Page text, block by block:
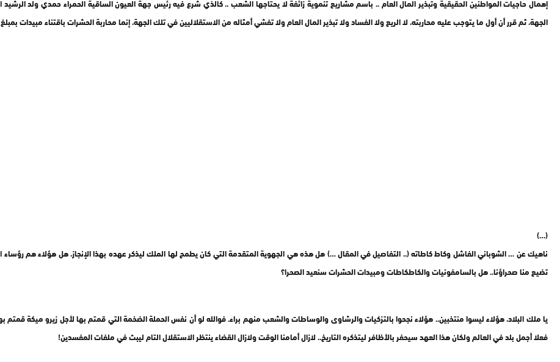
الجهة، ثم قرر أن أول ما يتوجب عليه محاربته، لا الريع ولا الفساد ولا تبذير المال العام ولا تفشي أمثاله من الاستقلاليين في تلك الجهة، إنما محاربة الحشرات باقتناء مبيدات بمبلغ يقدر بأكثر
(…)
ناهيك عن … الشوباني الفاشل وكاط كاطاته (.. التفاصيل في المقال …) هل هذه هي الجهوية المتقدمة التي كان يطمح لها الملك ليذكر عهده بهذا الإنجاز، هل هؤلاء هم رؤساء
تضيع منا صحراؤنا.. هل بالسامفونيات والكاطكاطات ومبيدات الحشرات سنعيد الصحرا؟
يا ملك البلاد، هؤلاء ليسوا منتخبين.. هؤلاء نجحوا بالتزكيات والرشاوى والوساطات والشعب منهم براء. فوالله لو أن نفس الحملة الضخمة التي قمتم بها لأجل زيرو ميكة قمتم بها
فعلا أجمل بلد في العالم ولكان هذا العهد سيحفر بالأظافر ليتذكره التاريخ.. لازال أمامنا الوقت ولازال القضاء ينتظر الاستقلال التام ليبث في ملفات المفسدين!